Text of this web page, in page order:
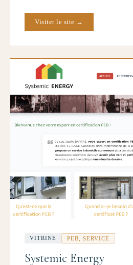
Visiter le site →
VITRINE PEB, SERVICE
Systemic Energy